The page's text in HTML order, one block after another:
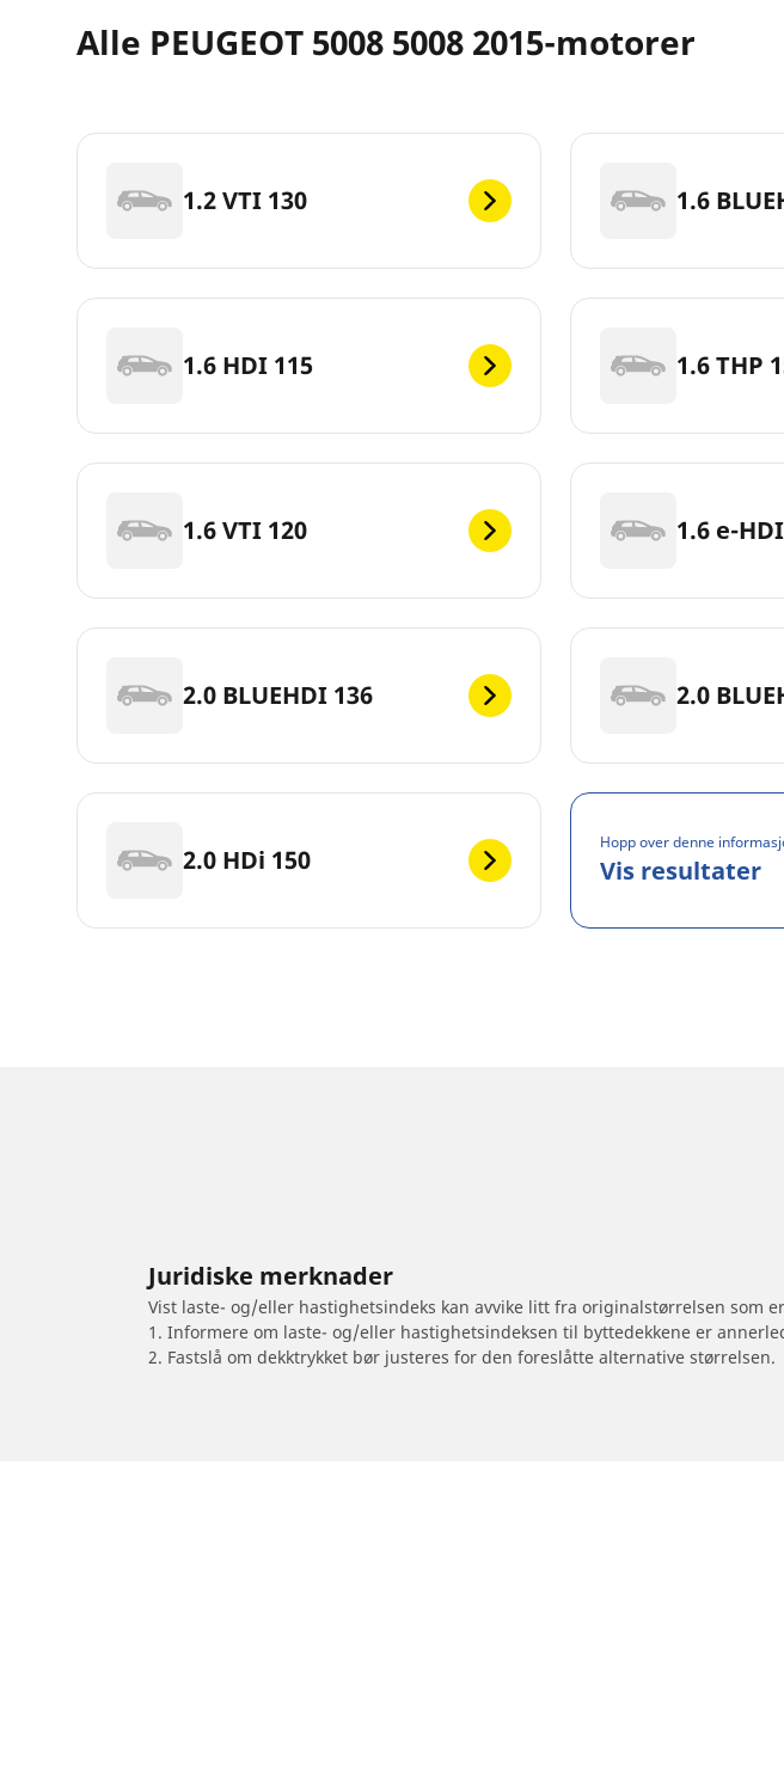
Alle PEUGEOT 5008 5008 2015-motorer
1.2 VTI 130 1.6
1.6 HDI 115 1.6 THP
1.6 VTI 120 1.6 e-
2.0 BLUEHDI 136 2.0
2.0 HDi 150
Hopp over denne
Vis resultater
Juridiske merknader
Vist laste- og/eller hastighetsindeks kan avvike litt fra originalstørrelsen som
1. Informere om laste- og/eller hastighetsindeksen til byttedekkene er
2. Fastslå om dekktrykket bør justeres for den foreslåtte alternative størrelsen.